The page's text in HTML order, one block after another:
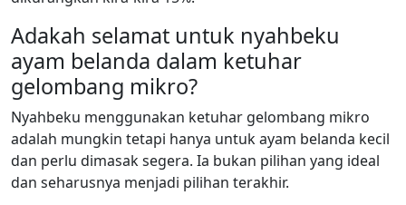
Adakah selamat untuk nyahbeku
ayam belanda dalam ketuhar
gelombang mikro?
Nyahbeku menggunakan ketuhar gelombang mikro
adalah mungkin tetapi hanya untuk ayam belanda kecil
dan perlu dimasak segera. Ia bukan pilihan yang ideal
dan seharusnya menjadi pilihan terakhir.